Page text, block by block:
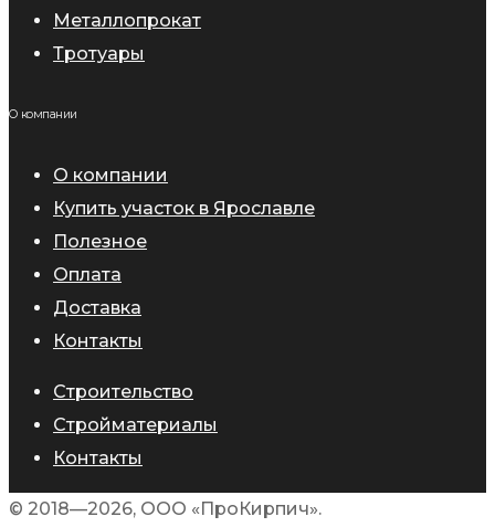
Металлопрокат
Тротуары
О компании
О компании
Купить участок в Ярославле
Полезное
Оплата
Доставка
Контакты
Строительство
Стройматериалы
Контакты
© 2018—2026, ООО «ПроКирпич».